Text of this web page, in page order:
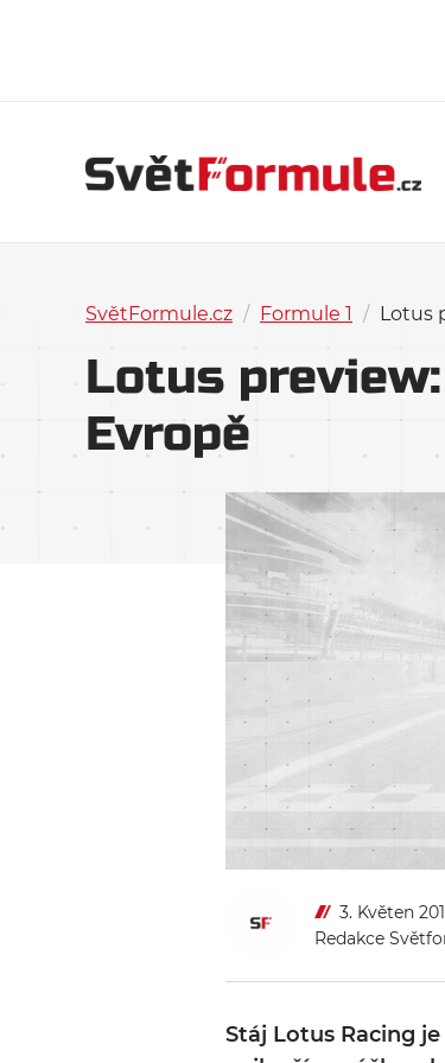
SvětFormule.cz / Formule 1 / Lotus
Lotus
Evropě
3. Květen
Redakce
Stáj Lotus Racing